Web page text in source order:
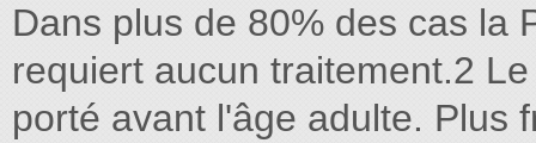
Dans plus de 80% des cas la
requiert aucun traitement.2
porté avant l'âge adulte. Plus